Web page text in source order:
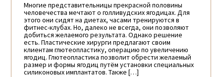
Многие представительницы прекрасной половины
человечества мечтают о голливудских ягодицах. Для
этого они сидят на диетах, часами тренируются в
фитнес-клубах. Но, далеко не всегда, они позволяют
добиться желаемого результата. Однако решение
есть. Пластические хирурги предлагают своим
клиентам глютеопластику, операцию по увеличению
ягодиц. Глютеопластика позволит обрести желаемый
размер и формы ягодиц путём установки специальных
силиконовых имплантатов. Также […]